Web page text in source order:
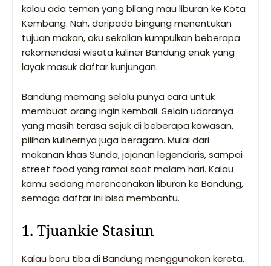
kalau ada teman yang bilang mau liburan ke Kota
Kembang. Nah, daripada bingung menentukan
tujuan makan, aku sekalian kumpulkan beberapa
rekomendasi wisata kuliner Bandung enak yang
layak masuk daftar kunjungan.
Bandung memang selalu punya cara untuk
membuat orang ingin kembali. Selain udaranya
yang masih terasa sejuk di beberapa kawasan,
pilihan kulinernya juga beragam. Mulai dari
makanan khas Sunda, jajanan legendaris, sampai
street food yang ramai saat malam hari. Kalau
kamu sedang merencanakan liburan ke Bandung,
semoga daftar ini bisa membantu.
1. Tjuankie Stasiun
Kalau baru tiba di Bandung menggunakan kereta,